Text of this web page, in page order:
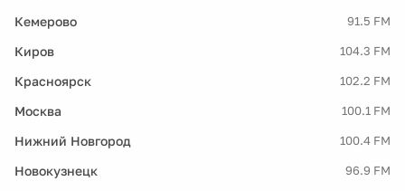
Кемерово 91.5 FM
Киров 104.3 FM
Красноярск 102.2 FM
Москва 100.1 FM
Нижний Новгород 100.4 FM
Новокузнецк 96.9 FM